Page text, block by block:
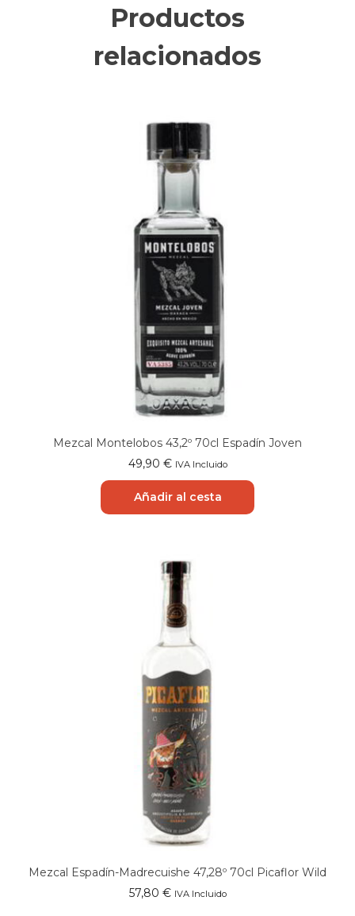
Productos
relacionados
Mezcal Montelobos 43,2º 70cl Espadín Joven
49,90 € IVA Incluido
Añadir al cesta
Mezcal Espadín-Madrecuishe 47,28º 70cl Picaflor Wild
57,80 € IVA Incluido